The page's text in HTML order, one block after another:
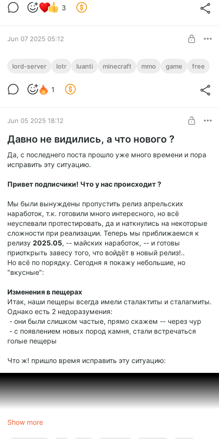
строительный проект?
Level required:
Большое спасибо!
3
Jun 07 2025 05:12
На наших свистках особо не поиграешь
lord-server lotr luanti minecraft mmo game free
1
Jun 05 2025 18:12
Давно не видились, а что нового ?
Да, с последнего поста прошло уже много времени и пора
исправить эту ситуацию.
Привет подписчики! Что у нас происходит ?
Мы были вынуждены пропустить релиз апрельских
наработок, т.к. готовили много интересного, но всё
неуспевали протестировать, да и наткнулись на некоторые
сложности при реализации. Теперь мы приближаемся к
релизу 2025.05, -- майских наработок, -- и готовы
приоткрыть завесу того, что войдёт в новый релиз!..
Но всё по порядку. Сегодня я покажу небольшие, но
"вкусные":
Изменения в пещерах
Итак, наши пещеры всегда имели сталактиты и сталагмиты.
Однако есть 2 недоразумения:
- они были слишком частые, прямо скажем -- через чур
- с появлением новых пород камня, стали встречаться
голые пещеры
Что ж! пришло время исправить эту ситуацию:
Show more